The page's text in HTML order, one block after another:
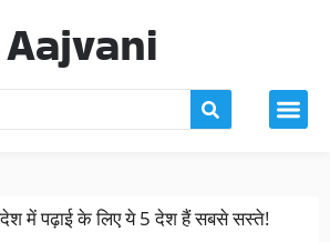
Aajvani